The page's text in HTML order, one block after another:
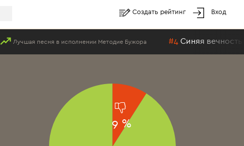
Создать рейтинг Вход
Лучшая песня в исполнении Методие Бужора Синяя вечность
9 %